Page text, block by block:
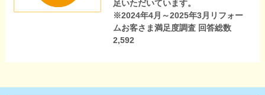
足いただいています。
※2024年4月～2025年3月リフォー
ムお客さま満足度調査 回答総数
2,592